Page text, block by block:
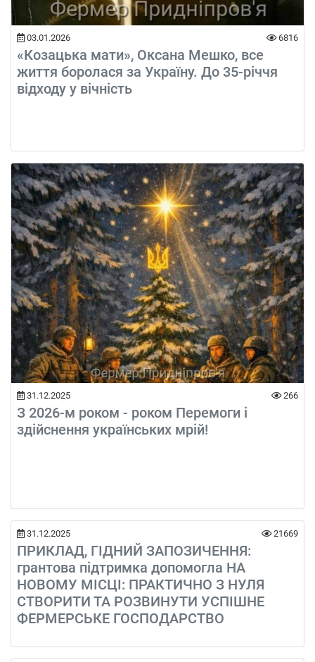
03.01.2026 6816
«Козацька мати», Оксана Мешко, все
життя боролася за Україну. До 35-річчя
відходу у вічність
31.12.2025 266
З 2026-м роком - роком Перемоги і
здійснення українських мрій!
31.12.2025 21669
ПРИКЛАД, ГІДНИЙ ЗАПОЗИЧЕННЯ:
грантова підтримка допомогла НА
НОВОМУ МІСЦІ: ПРАКТИЧНО З НУЛЯ
СТВОРИТИ ТА РОЗВИНУТИ УСПІШНЕ
ФЕРМЕРСЬКЕ ГОСПОДАРСТВО